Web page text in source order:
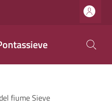
fiume Sieve